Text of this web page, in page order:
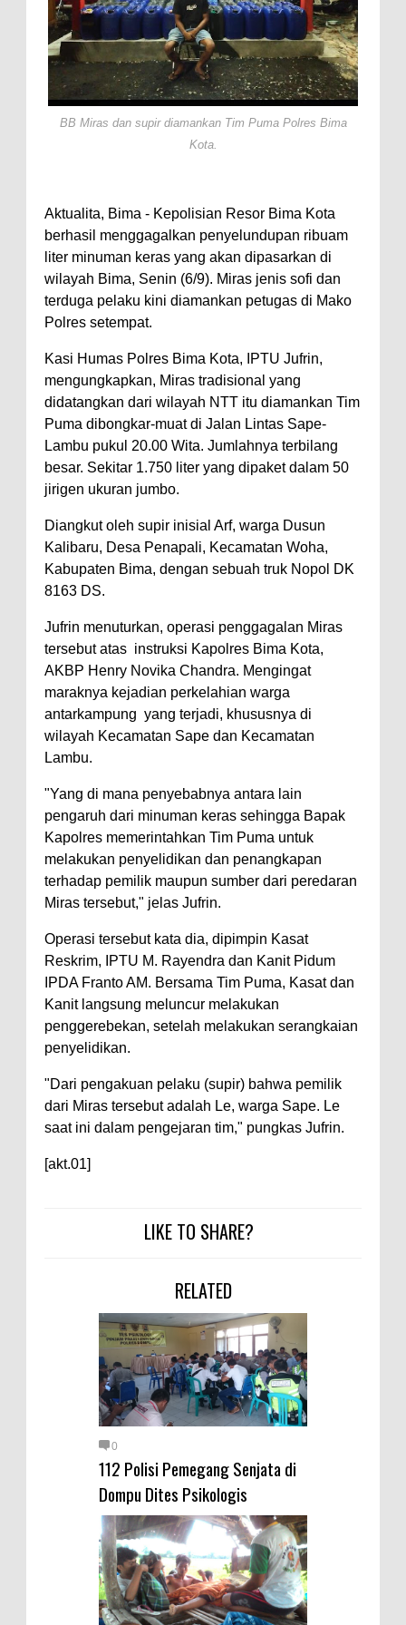
Perairan Sanggar
Perkuat Soliditas-Sinergi,
Kapolres Bima Silaturahmi ke
Kejari dan Kodim 1608
Antusiasnya Warga dan Polisi
Nobar Bareng Laga Prancis vs
Spanyol di Mapolres Bima
Wali Kota Bima Tinjau Finalisasi
Pastikan Pemindahan Layanan
Berjalan Bertahap
"Polisi Peduli" Satsamapta
Polres Bima Bantu Warga Padolo
Atasi Krisis Air Bersih
Wali Kota Bima Tinjau Rumah
Kelurahan Oi Mbo, Dorong
Percepatan Bantuan BSPS
Konsultasikan Usulan Inpres
Jalan Daerah 2026 dan
Persiapan DAK 2027 ke BPJN
NTB
Wali Kota Tekankan Disiplin ASN
Wali Kota Bima Hadiri Rakornas
Kelautan dan Perikanan
Pemkot Jawab Pandangan
Umum Fraksi DPRD terhadap
Raperda Pertanggungjawaban
Pimpin Upacara HUT
Bhayangkara Ke-80, Kapolres
Bima: Jadikan Tugas Sebagai
Ibadah, Kepercayaan Rakyat
Kado HUT Bhayangkara Ke-80,
Kapolres Bima Pimpin Kenaikan
Pangkat 42 Personel
Warga Dena Hadapi Krisis Air
Sabu di Tambe, 2 Pria
Diamankan Bersama 23 Poket
Sabu Siap Edar
SIGAPUAN dan Ikhtiar Kota Bima
Menjemput Korban Kekerasan
BB Miras dan supir diamankan Tim Puma Polres Bima
Kota.
Aktualita, Bima - Kepolisian Resor Bima Kota
berhasil menggagalkan penyelundupan ribuam
liter minuman keras yang akan dipasarkan di
wilayah Bima, Senin (6/9). Miras jenis sofi dan
terduga pelaku kini diamankan petugas di Mako
Polres setempat.
Kasi Humas Polres Bima Kota, IPTU Jufrin,
mengungkapkan, Miras tradisional yang
didatangkan dari wilayah NTT itu diamankan Tim
Puma dibongkar-muat di Jalan Lintas Sape-
Lambu pukul 20.00 Wita. Jumlahnya terbilang
besar. Sekitar 1.750 liter yang dipaket dalam 50
jirigen ukuran jumbo.
Diangkut oleh supir inisial Arf, warga Dusun
Kalibaru, Desa Penapali, Kecamatan Woha,
Kabupaten Bima, dengan sebuah truk Nopol DK
8163 DS.
Jufrin menuturkan, operasi penggagalan Miras
tersebut atas instruksi Kapolres Bima Kota,
AKBP Henry Novika Chandra. Mengingat
maraknya kejadian perkelahian warga
antarkampung yang terjadi, khususnya di
wilayah Kecamatan Sape dan Kecamatan
Lambu.
"Yang di mana penyebabnya antara lain
pengaruh dari minuman keras sehingga Bapak
Kapolres memerintahkan Tim Puma untuk
melakukan penyelidikan dan penangkapan
terhadap pemilik maupun sumber dari peredaran
Miras tersebut," jelas Jufrin.
Operasi tersebut kata dia, dipimpin Kasat
Reskrim, IPTU M. Rayendra dan Kanit Pidum
IPDA Franto AM. Bersama Tim Puma, Kasat dan
Kanit langsung meluncur melakukan
penggerebekan, setelah melakukan serangkaian
penyelidikan.
"Dari pengakuan pelaku (supir) bahwa pemilik
dari Miras tersebut adalah Le, warga Sape. Le
saat ini dalam pengejaran tim," pungkas Jufrin.
[akt.01]
LIKE TO SHARE?
RELATED
0
112 Polisi Pemegang Senjata di
Dompu Dites Psikologis